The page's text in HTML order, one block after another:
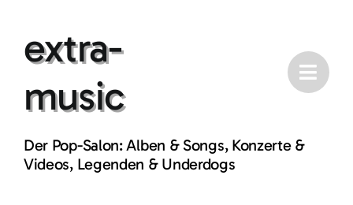
contentextra-
music
Der Pop-Salon: Alben & Songs, Konzerte &
Videos, Legenden & Underdogs